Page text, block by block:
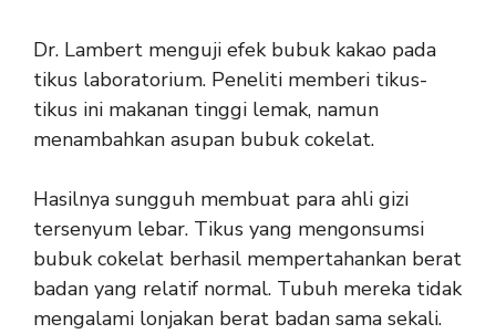
Dr. Lambert menguji efek bubuk kakao pada
tikus laboratorium. Peneliti memberi tikus-
tikus ini makanan tinggi lemak, namun
menambahkan asupan bubuk cokelat.
Hasilnya sungguh membuat para ahli gizi
tersenyum lebar. Tikus yang mengonsumsi
bubuk cokelat berhasil mempertahankan berat
badan yang relatif normal. Tubuh mereka tidak
mengalami lonjakan berat badan sama sekali.